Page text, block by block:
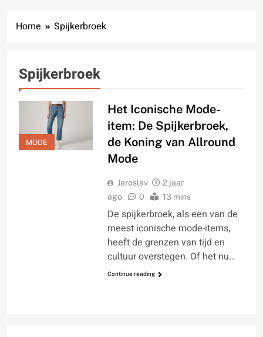
Home Spijkerbroek
Spijkerbroek
MODE
Het Iconische Mode-
item: De Spijkerbroek,
de Koning van Allround
Mode
Jaroslav
2 jaar
ago
0 13 mins
De spijkerbroek, als een van de
meest iconische mode-items,
heeft de grenzen van tijd en
cultuur overstegen. Of het nu…
Continue reading